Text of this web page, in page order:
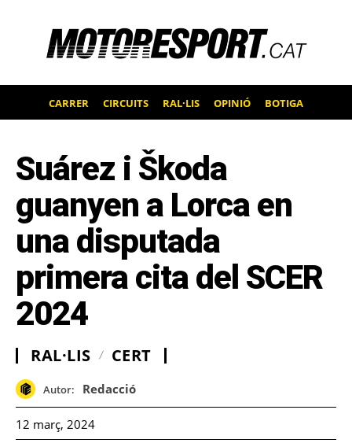
CARRER CIRCUITS RAL·LIS OPINIÓ BOTIGA
Suárez i Škoda
guanyen a Lorca en
una disputada
primera cita del SCER
2024
RAL·LIS CERT
Autor: Redacció
12 març, 2024